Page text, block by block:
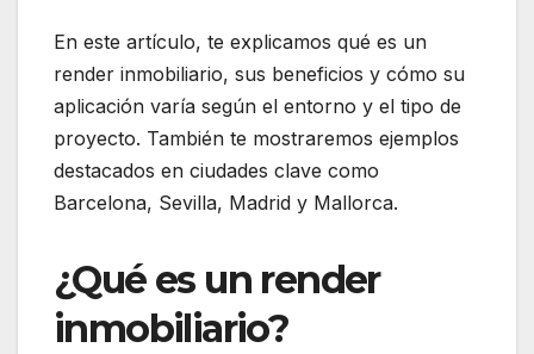
En este artículo, te explicamos qué es un
render inmobiliario, sus beneficios y cómo su
aplicación varía según el entorno y el tipo de
proyecto. También te mostraremos ejemplos
destacados en ciudades clave como
Barcelona, Sevilla, Madrid y Mallorca.
¿Qué es un render
inmobiliario?